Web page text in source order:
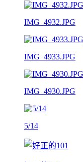
IMG_4932.JPG
IMG_4933.JPG
IMG_4930.JPG
5/14